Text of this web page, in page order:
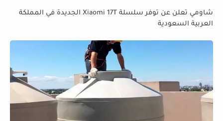
شاومي تعلن عن توفر سلسلة Xiaomi 17T الجديدة في المملكة
العربية السعودية